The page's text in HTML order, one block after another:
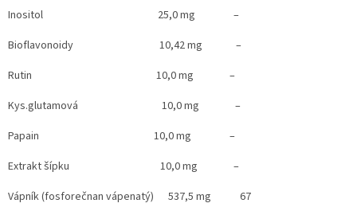
Inositol 25,0 mg –
Bioflavonoidy 10,42 mg –
Rutin 10,0 mg –
Kys.glutamová 10,0 mg –
Papain 10,0 mg –
Extrakt šípku 10,0 mg –
Vápník (fosforečnan vápenatý) 537,5 mg 67